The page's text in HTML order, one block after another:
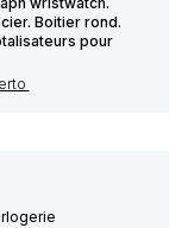
Boitier rond.
pour